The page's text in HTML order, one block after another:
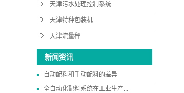
天津污水处理控制系统
天津特种包装机
天津流量秤
新闻资讯
自动配料和手动配料的差异
全自动化配料系统在工业生产...